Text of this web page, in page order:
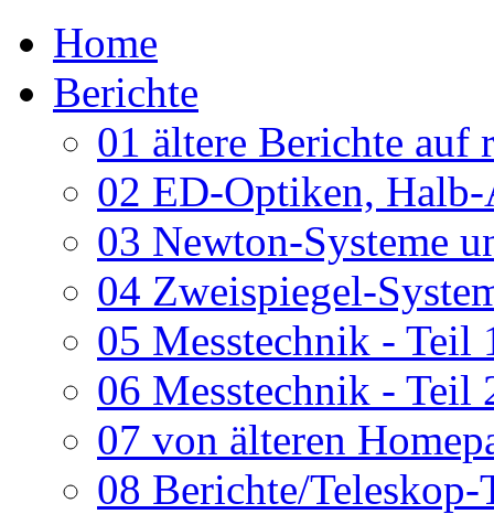
Home
Berichte
01 ältere Berichte auf
02 ED-Optiken, Halb-
03 Newton-Systeme
04 Zweispiegel-
05 Messtechnik - Teil
06 Messtechnik - Teil
07 von älteren
08 Berichte/